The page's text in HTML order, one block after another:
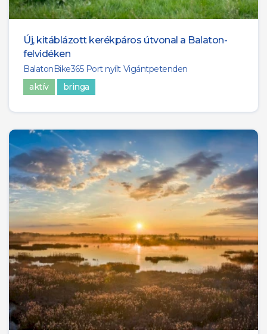
Új, kitáblázott kerékpáros útvonal a Balaton-
felvidéken
BalatonBike365 Port nyílt Vigántpetenden
aktív
bringa